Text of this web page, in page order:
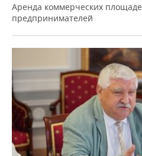
Аренда коммерческих
предпринимателей